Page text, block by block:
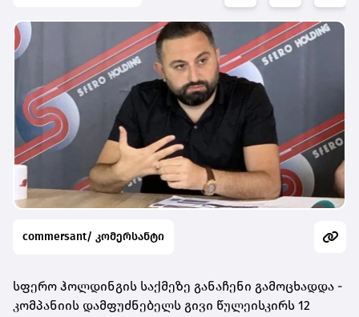
commersant/ კომერსანტი
სფერო ჰოლდინგის საქმეზე განაჩენი გამოცხადდა -
კომპანიის დამფუძნებელს გივი წულეისკირს 12